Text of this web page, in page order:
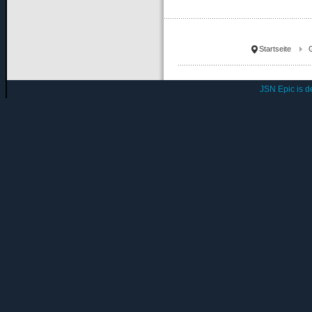
Startseite
JSN Epic is